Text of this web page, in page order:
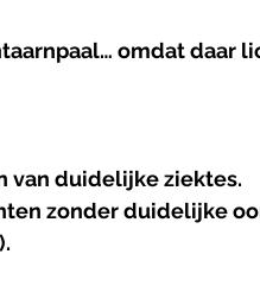
omdat daar
van duidelijke ziektes.
zonder duidelijke